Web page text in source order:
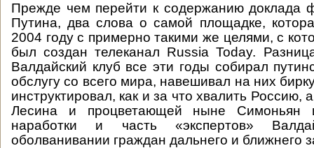
Прежде чем перейти к содержанию доклада
Путина, два слова о самой площадке,
2004 году с примерно такими же целями, с
был создан телеканал Russia Today.
Валдайский клуб все эти годы собирал
обслугу со всего мира, навешивал на них
инструктировал, как и за что хвалить Россию,
Лесина и процветающей ныне Симоньян
наработки и часть «экспертов»
оболванивании граждан дальнего и ближнего